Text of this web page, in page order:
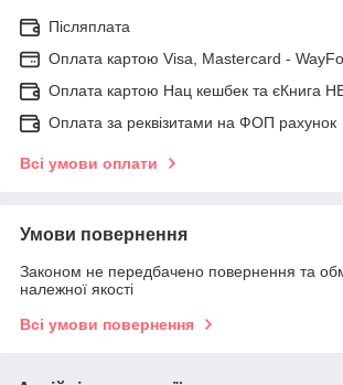
Післяплата
Оплата картою Visa, Mastercard -
Оплата картою Нац кешбек та єКнига
Оплата за реквізитами на ФОП рахунок
Всі умови оплати
Умови повернення
Законом не передбачено повернення та
належної якості
Всі умови повернення